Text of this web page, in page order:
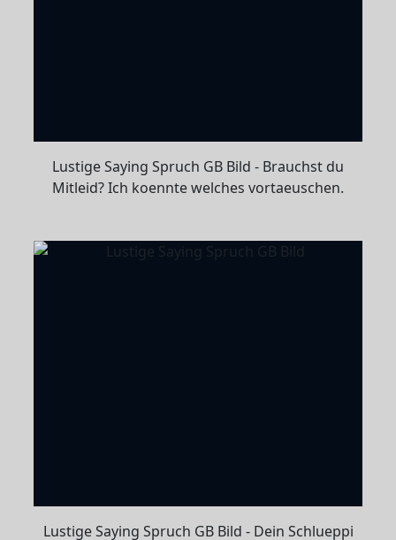
Lustige Saying Spruch GB Bild - Brauchst du
Mitleid? Ich koennte welches vortaeuschen.
Lustige Saying Spruch GB Bild - Dein Schlueppi